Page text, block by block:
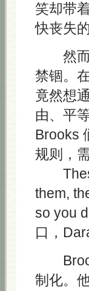
笑却带
快丧失
然而
禁锢。
竟然想
由、平
Brooks
规则，
These
them,
so you
口，
制化。